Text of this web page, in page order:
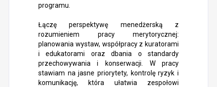
programu.
Łączę perspektywę menedżerską z
rozumieniem pracy merytorycznej:
planowania wystaw, współpracy z kuratorami
i edukatorami oraz dbania o standardy
przechowywania i konserwacji. W pracy
stawiam na jasne priorytety, kontrolę ryzyk i
komunikację, która ułatwia zespołowi